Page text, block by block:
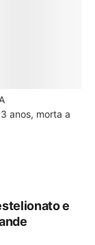
anos, morta a
e